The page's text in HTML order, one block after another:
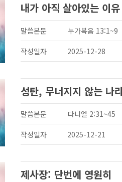
내가 아직 살아있는 이유
말씀본문 누가복음 13:1~9
작성일자 2025-12-28
성탄, 무너지지 않는 나
말씀본문 다니엘 2:31~45
작성일자 2025-12-21
제사장: 단번에 영원히